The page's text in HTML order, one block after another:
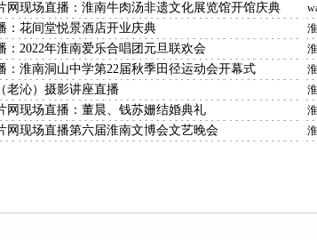
网现场直播：淮南牛肉汤非遗文化展览馆开馆庆典
：花间堂悦景酒店开业庆典
：2022年淮南爱乐合唱团元旦联欢会
：淮南洞山中学第22届秋季田径运动会开幕式
老沁）摄影讲座直播
网现场直播：董晨、钱苏姗结婚典礼
网现场直播第六届淮南文博会文艺晚会